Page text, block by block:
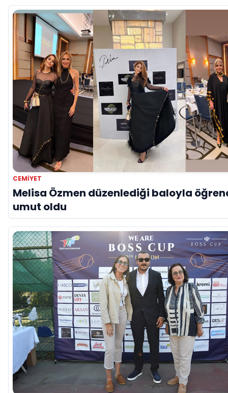
CEMIYET
Melisa Özmen düzenlediği baloyla
umut oldu